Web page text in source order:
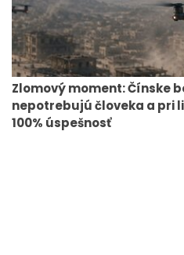
Zlomový moment: Čínske
nepotrebujú človeka a pri
100% úspešnosť